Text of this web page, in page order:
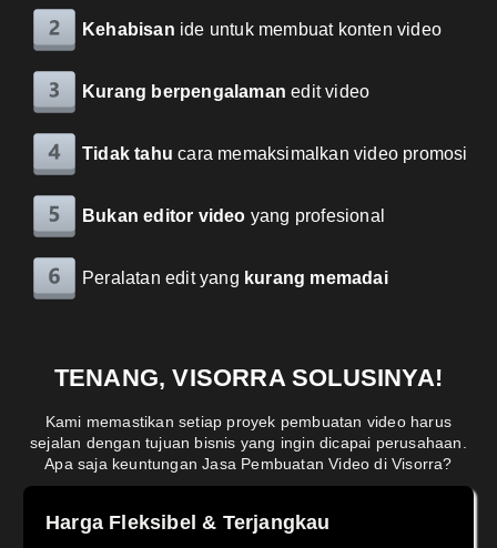
Kehabisan ide untuk membuat konten video
Kurang berpengalaman edit video
Tidak tahu cara memaksimalkan video promosi
Bukan editor video yang profesional
Peralatan edit yang kurang memadai
TENANG, VISORRA SOLUSINYA!
Kami memastikan setiap proyek pembuatan video harus
sejalan dengan tujuan bisnis yang ingin dicapai perusahaan.
Apa saja keuntungan Jasa Pembuatan Video di Visorra?
Harga Fleksibel & Terjangkau